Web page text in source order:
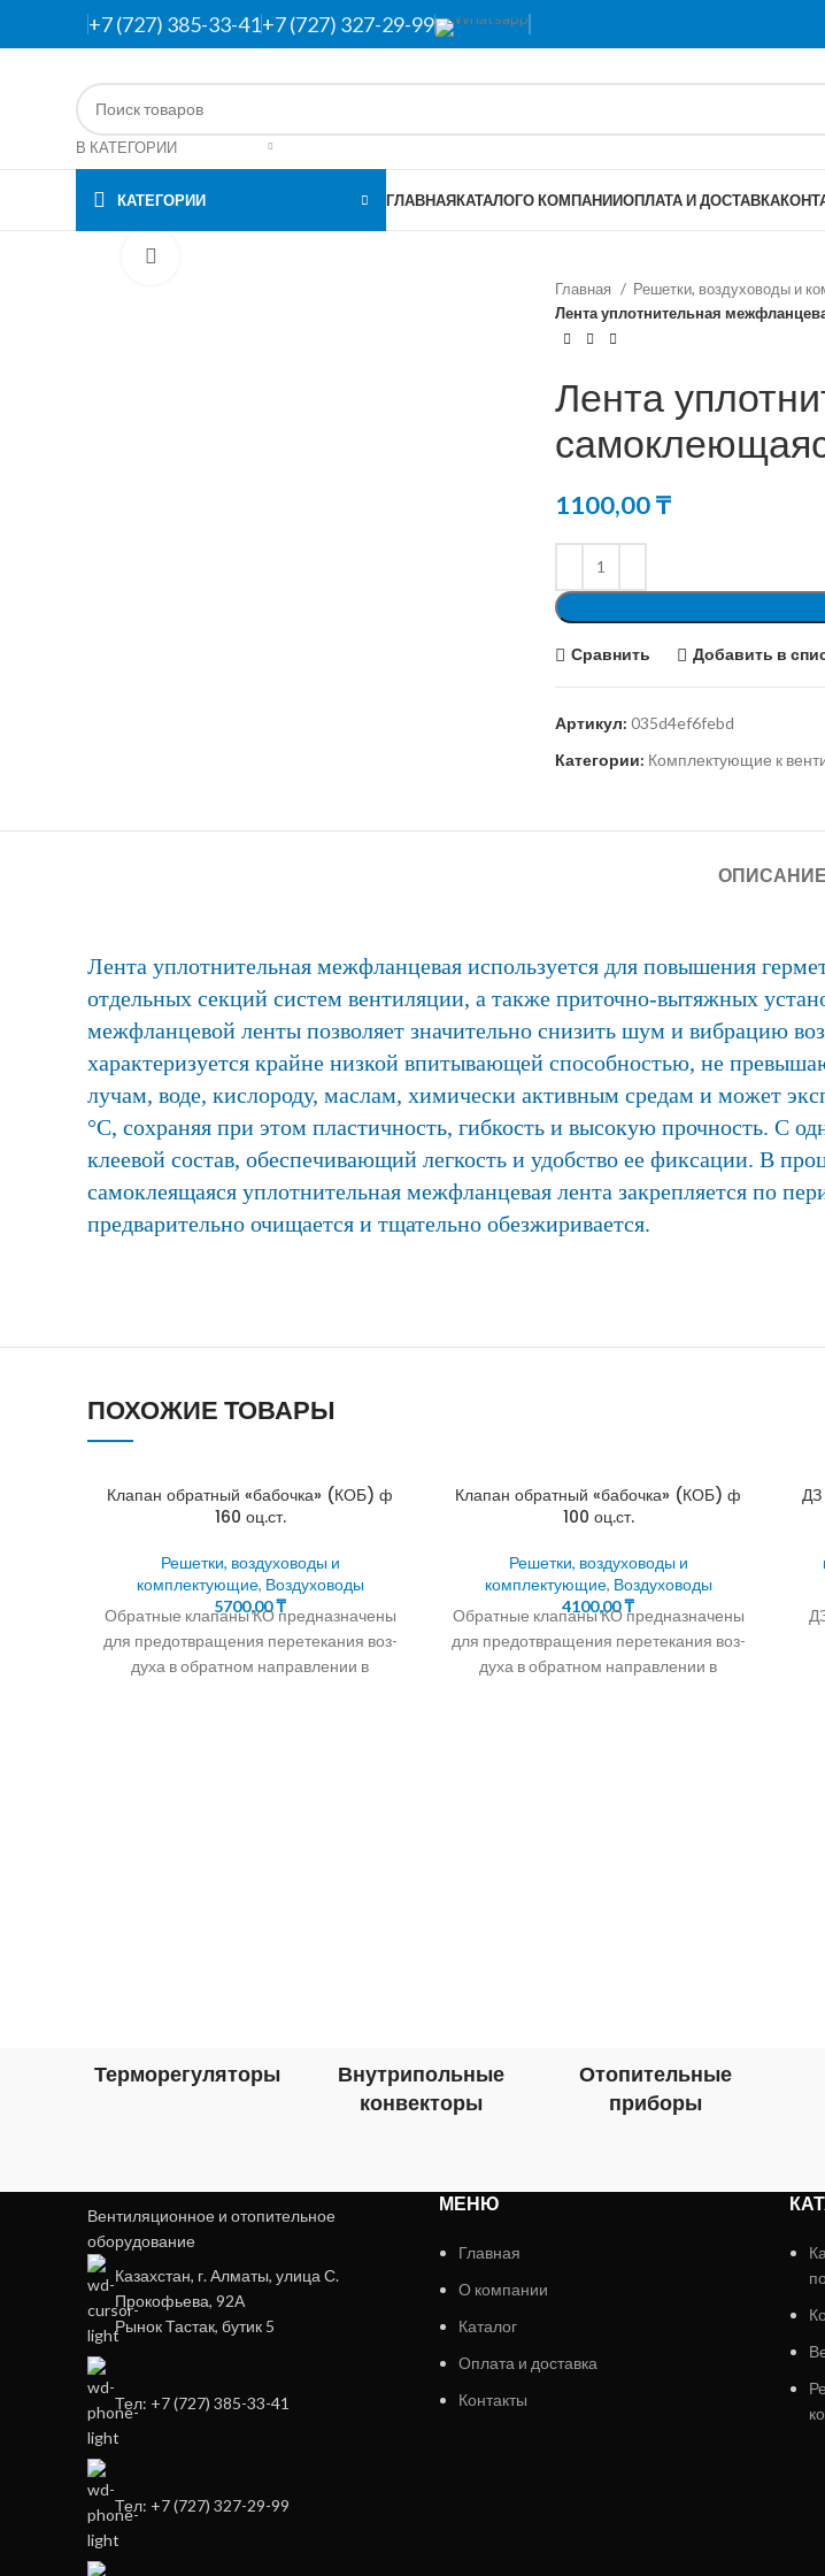
+7 (727) 385-33-41+7 (727) 327-29-99
В КАТЕГОРИИ
КАТЕГОРИИ ГЛАВНАЯКАТАЛОГО КОМПАНИИОПЛАТА И ДОСТАВКА
Главная
Решетки, воздуховоды и
Лента уплотнительная
Лента
1100,00₸
Сравнить Добавить в
Артикул:035d4ef6febd
Категории: Комплектующие к
ОПИСАНИЕ
Лента уплотнительная межфланцевая используется для повышения
отдельных секций систем вентиляции, а также приточно-вытяжных
межфланцевой ленты позволяет значительно снизить шум и вибрацию
характеризуется крайне низкой впитывающей способностью, не
лучам, воде, кислороду, маслам, химически активным средам и может
°C, сохраняя при этом пластичность, гибкость и высокую прочность. С
клеевой состав, обеспечивающий легкость и удобство ее фиксации. В
самоклеящаяся уплотнительная межфланцевая лента закрепляется по
предварительно очищается и тщательно обезжиривается.
ПОХОЖИЕ ТОВАРЫ
Клапан обратный «бабочка» (КОБ) ф
160 оц.ст.
Решетки, воздуховоды и
комплектующие, Воздуховоды
5700,00₸
Обратные клапаны КО предназначены
для предотвращения перетекания воз-
духа в обратном направлении в
Клапан обратный «бабочка» (КОБ) ф
100 оц.ст.
Решетки, воздуховоды и
комплектующие, Воздуховоды
4100,00₸
Обратные клапаны КО предназначены
для предотвращения перетекания воз-
духа в обратном направлении в
ДЗ
Терморегуляторы
Внутрипольные
конвекторы
Отопительные
приборы
Вентиляционное и отопительное
оборудование
Казахстан, г. Алматы, улица С.
Прокофьева, 92А
Рынок Тастак, бутик 5
Тел: +7 (727) 385-33-41
Тел: +7 (727) 327-29-99
МЕНЮ
Главная
О компании
Каталог
Оплата и доставка
Контакты